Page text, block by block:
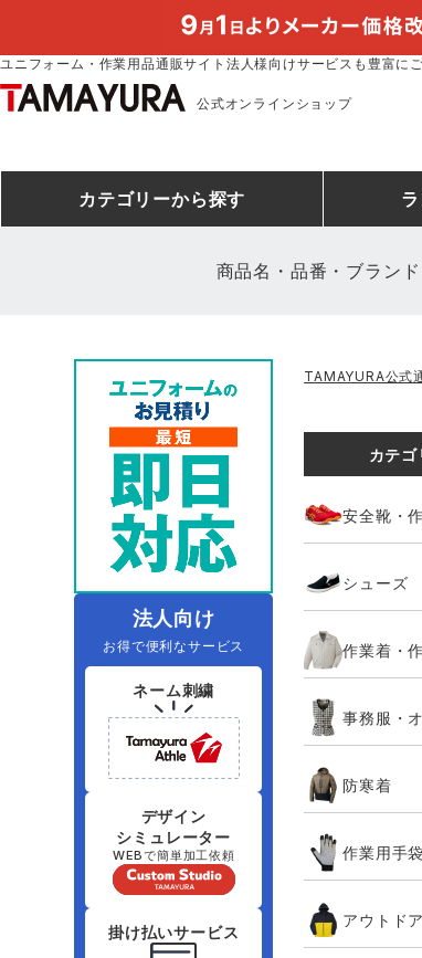
ユニフォーム・作業用品通販サイト法人様向けサービスも豊富に
公式オンラインショップ
カテゴリーから探す
防寒着
コンプレッションウェア
ヤッケ
ファン付きウェア（空調服シリー
ズ）
ミズノ安全靴ランキング
空調服ランキング
レインウェアランキング
アイトス ランキング
アイズフロンティア
クロダルマ 桑和
住商モンブラン ボンマックス
シンメン 日進ゴム
タカヤ商事
アタックベース サンエス
藤井電工
農作業服
DIY・日曜大工作業服
夜間・高視認性安全服
商品名・品番・ブラン
法人向け
お得で便利なサービス
ネーム刺繍
デザイン
シミュレーター
WEBで簡単加工依頼
掛け払いサービス
TAMAYURA公式
カテ
安全靴・
シューズ
作業着・
事務服・
防寒着
作業用手袋
アウトド